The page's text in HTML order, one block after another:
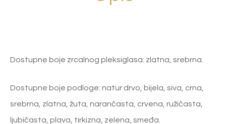
Dostupne boje zrcalnog pleksiglasa: zlatna, srebrna.
Dostupne boje podloge: natur drvo, bijela, siva, crna,
srebrna, zlatna, žuta, narančasta, crvena, ružičasta,
ljubičasta, plava, tirkizna, zelena, smeđa.